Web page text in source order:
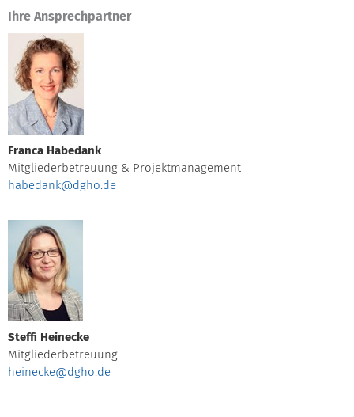
Ihre Ansprechpartner
Franca Habedank
Mitgliederbetreuung & Projektmanagement
habedank@dgho.de
Steffi Heinecke
Mitgliederbetreuung
heinecke@dgho.de